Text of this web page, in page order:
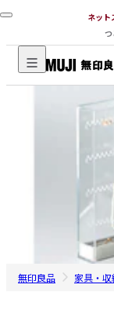
ネット
無
無印良品 家具・